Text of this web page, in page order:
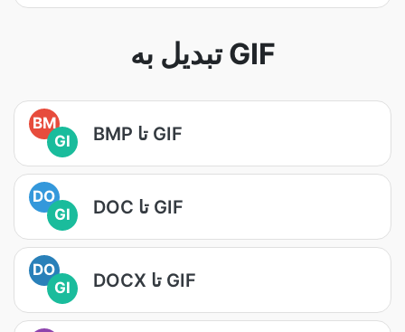
تبدیل به GIF
BM
GI
BMP تا GIF
DO
GI
DOC تا GIF
DO
GI
DOCX تا GIF